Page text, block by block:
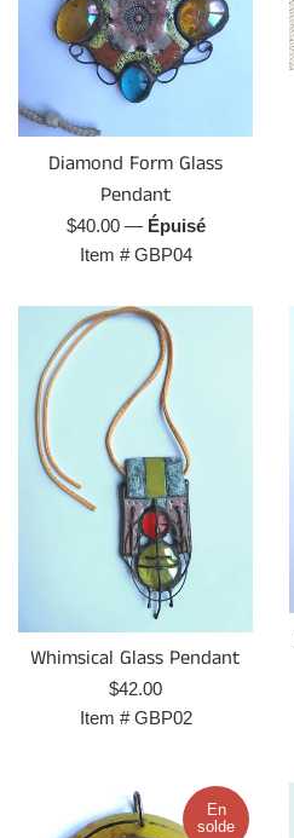
Diamond Form Glass
Pendant
Prix
régulier
$40.00 — Épuisé
Item #GBP04
Whimsical Glass Pendant
Prix
régulier
$42.00
Item #GBP02
En
solde